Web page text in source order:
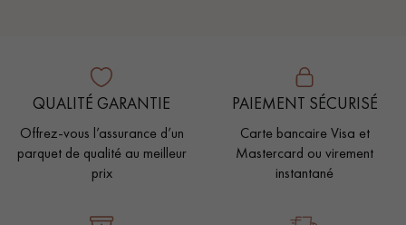
QUALITÉ GARANTIE
Offrez-vous l’assurance d’un
parquet de qualité au meilleur
prix
PAIEMENT SÉCURISÉ
Carte bancaire Visa et
Mastercard ou virement
instantané